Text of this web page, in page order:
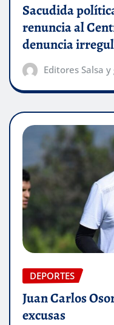
Sacudida
renuncia al
denuncia
Editores Salsa y
DEPORTES
Juan Carlos
excusas